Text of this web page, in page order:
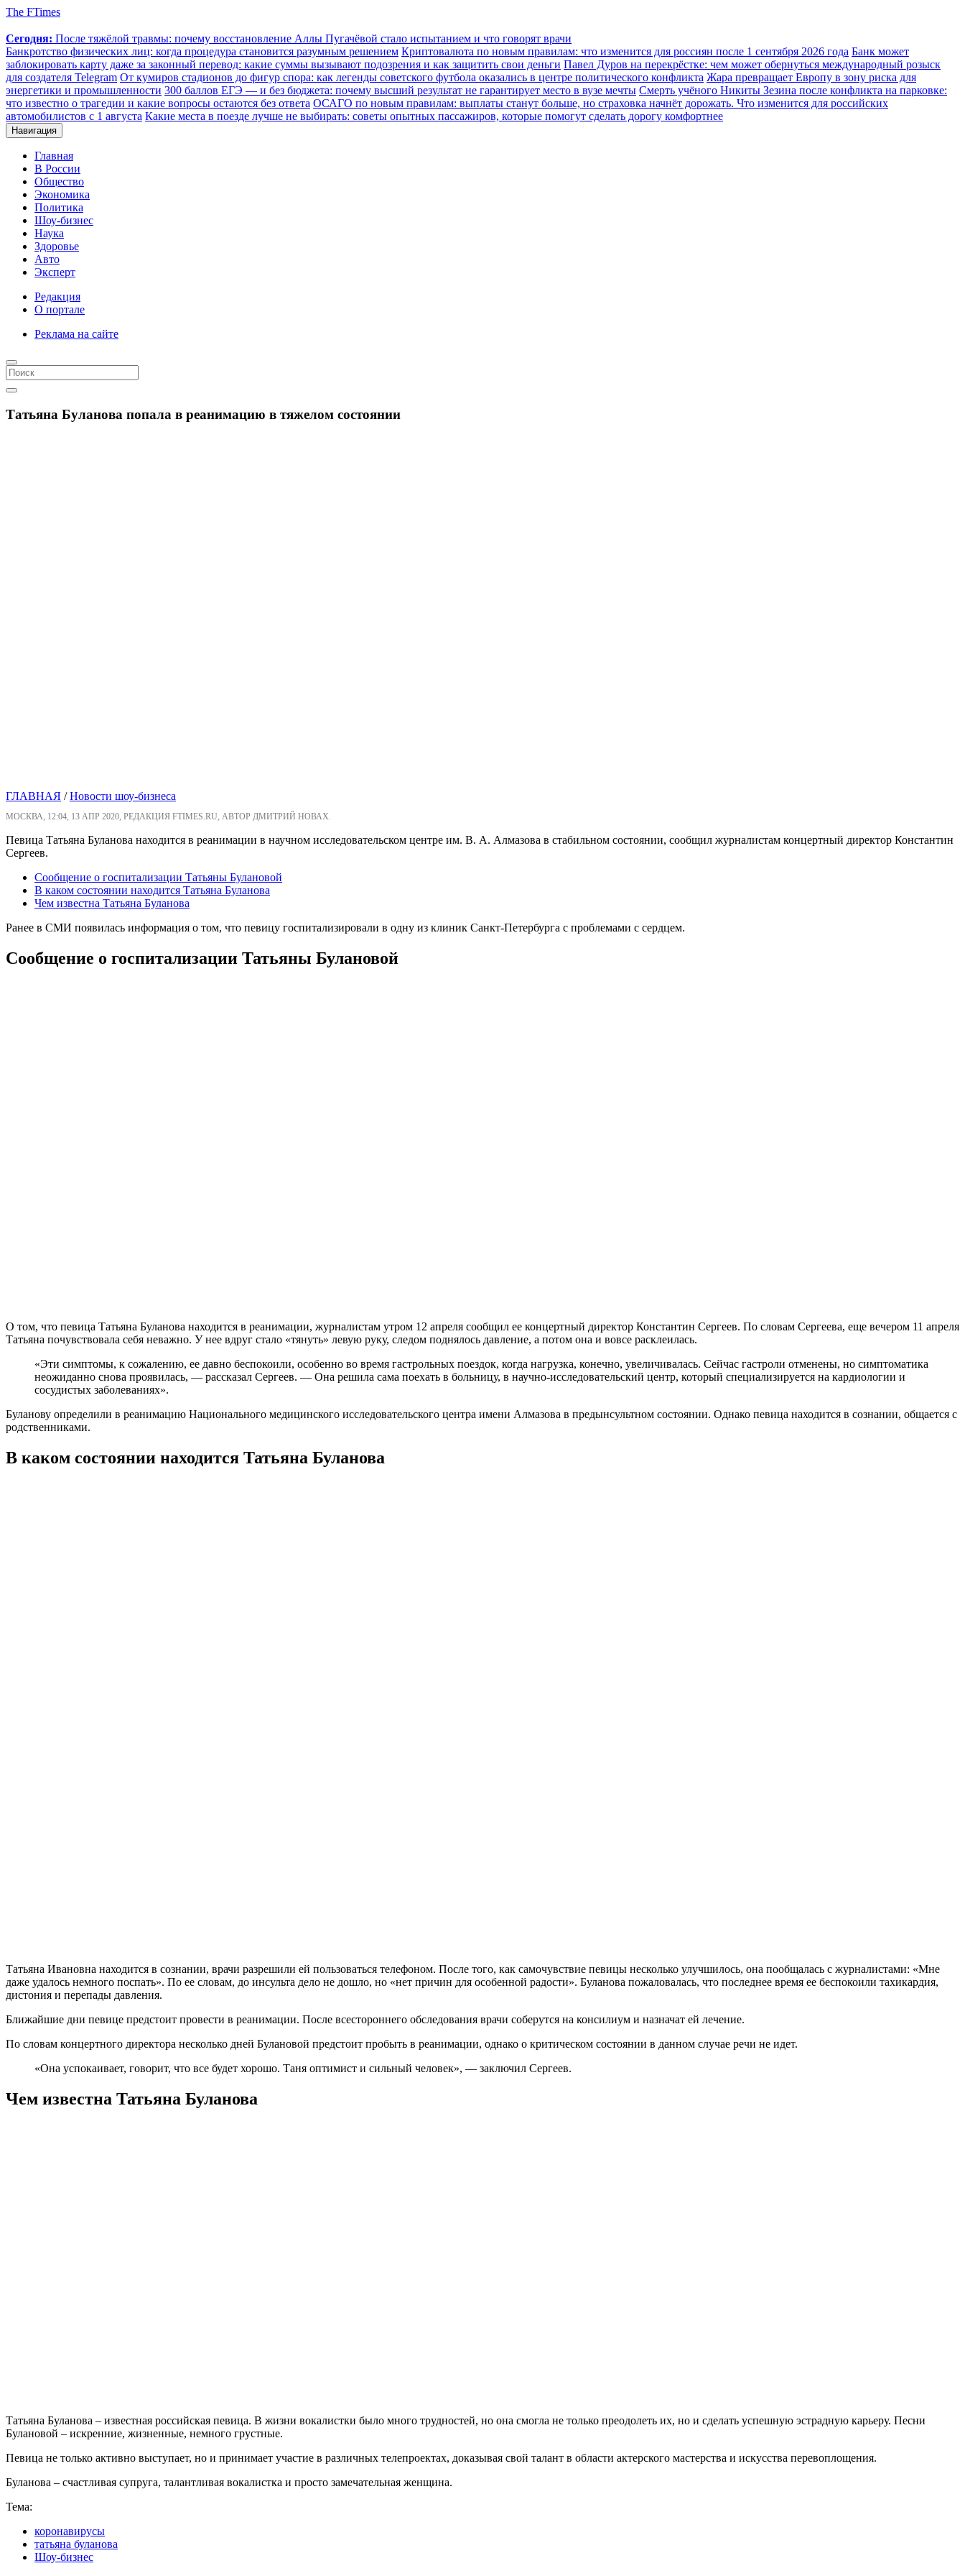
The FTimes
Сегодня: После тяжёлой травмы: почему восстановление Аллы Пугачёвой стало испытанием и что говорят врачи
Банкротство физических лиц: когда процедура становится разумным решением Криптовалюта по новым правилам: что изменится для россиян после 1 сентября 2026 года Банк может
заблокировать карту даже за законный перевод: какие суммы вызывают подозрения и как защитить свои деньги Павел Дуров на перекрёстке: чем может обернуться международный розыск
для создателя Telegram От кумиров стадионов до фигур спора: как легенды советского футбола оказались в центре политического конфликта Жара превращает Европу в зону риска для
энергетики и промышленности 300 баллов ЕГЭ — и без бюджета: почему высший результат не гарантирует место в вузе мечты Смерть учёного Никиты Зезина после конфликта на парковке:
что известно о трагедии и какие вопросы остаются без ответа ОСАГО по новым правилам: выплаты станут больше, но страховка начнёт дорожать. Что изменится для российских
автомобилистов с 1 августа Какие места в поезде лучше не выбирать: советы опытных пассажиров, которые помогут сделать дорогу комфортнее
Навигация
Главная
В России
Общество
Экономика
Политика
Шоу-бизнес
Наука
Здоровье
Авто
Эксперт
Редакция
О портале
Реклама на сайте
Татьяна Буланова попала в реанимацию в тяжелом состоянии
ГЛАВНАЯ /Новости шоу-бизнеса
МОСКВА, 12:04, 13 АПР 2020, РЕДАКЦИЯ FTIMES.RU, АВТОР ДМИТРИЙ НОВАХ.
Певица Татьяна Буланова находится в реанимации в научном исследовательском центре им. В. А. Алмазова в стабильном состоянии, сообщил журналистам концертный директор Константин
Сергеев.
Сообщение о госпитализации Татьяны Булановой
В каком состоянии находится Татьяна Буланова
Чем известна Татьяна Буланова
Ранее в СМИ появилась информация о том, что певицу госпитализировали в одну из клиник Санкт-Петербурга с проблемами с сердцем.
Сообщение о госпитализации Татьяны Булановой
О том, что певица Татьяна Буланова находится в реанимации, журналистам утром 12 апреля сообщил ее концертный директор Константин Сергеев. По словам Сергеева, еще вечером 11 апреля
Татьяна почувствовала себя неважно. У нее вдруг стало «тянуть» левую руку, следом поднялось давление, а потом она и вовсе расклеилась.
«Эти симптомы, к сожалению, ее давно беспокоили, особенно во время гастрольных поездок, когда нагрузка, конечно, увеличивалась. Сейчас гастроли отменены, но симптоматика
неожиданно снова проявилась, — рассказал Сергеев. — Она решила сама поехать в больницу, в научно-исследовательский центр, который специализируется на кардиологии и
сосудистых заболеваниях».
Буланову определили в реанимацию Национального медицинского исследовательского центра имени Алмазова в предынсультном состоянии. Однако певица находится в сознании, общается с
родственниками.
В каком состоянии находится Татьяна Буланова
Татьяна Ивановна находится в сознании, врачи разрешили ей пользоваться телефоном. После того, как самочувствие певицы несколько улучшилось, она пообщалась с журналистами: «Мне
даже удалось немного поспать». По ее словам, до инсульта дело не дошло, но «нет причин для особенной радости». Буланова пожаловалась, что последнее время ее беспокоили тахикардия,
дистония и перепады давления.
Ближайшие дни певице предстоит провести в реанимации. После всестороннего обследования врачи соберутся на консилиум и назначат ей лечение.
По словам концертного директора несколько дней Булановой предстоит пробыть в реанимации, однако о критическом состоянии в данном случае речи не идет.
«Она успокаивает, говорит, что все будет хорошо. Таня оптимист и сильный человек», — заключил Сергеев.
Чем известна Татьяна Буланова
Татьяна Буланова – известная российская певица. В жизни вокалистки было много трудностей, но она смогла не только преодолеть их, но и сделать успешную эстрадную карьеру. Песни
Булановой – искренние, жизненные, немного грустные.
Певица не только активно выступает, но и принимает участие в различных телепроектах, доказывая свой талант в области актерского мастерства и искусства перевоплощения.
Буланова – счастливая супруга, талантливая вокалистка и просто замечательная женщина.
Тема:
коронавирусы
татьяна буланова
Шоу-бизнес